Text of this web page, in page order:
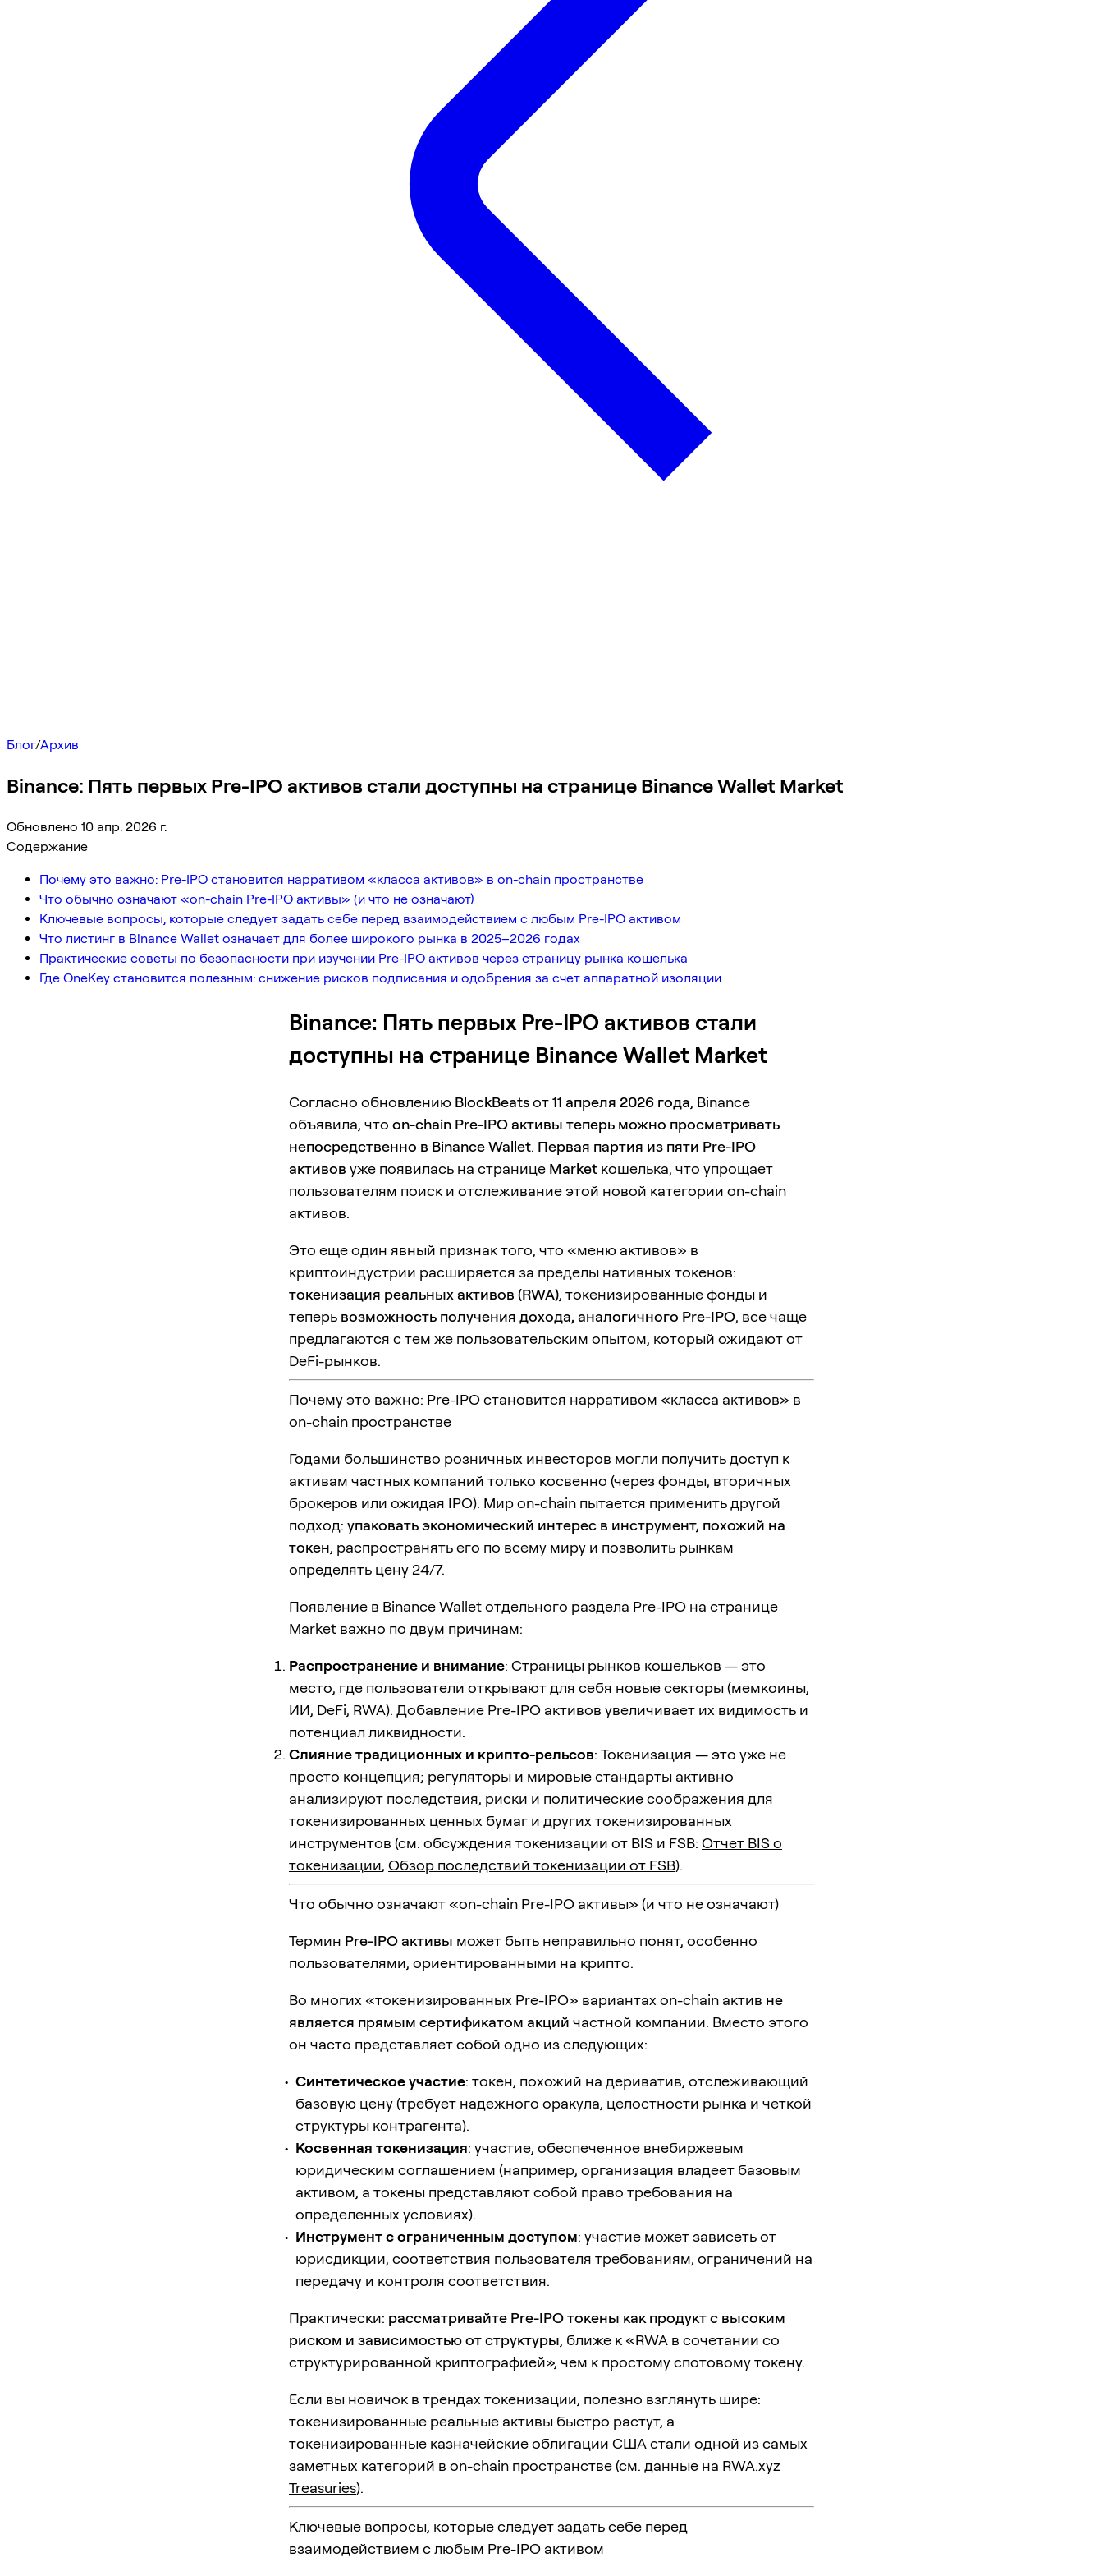
Блог/Архив
Binance: Пять первых Pre-IPO активов стали доступны на странице Binance Wallet Market
Обновлено 10 апр. 2026 г.
Содержание
Почему это важно: Pre-IPO становится нарративом «класса активов» в on-chain пространстве
Что обычно означают «on-chain Pre-IPO активы» (и что не означают)
Ключевые вопросы, которые следует задать себе перед взаимодействием с любым Pre-IPO активом
Что листинг в Binance Wallet означает для более широкого рынка в 2025–2026 годах
Практические советы по безопасности при изучении Pre-IPO активов через страницу рынка кошелька
Где OneKey становится полезным: снижение рисков подписания и одобрения за счет аппаратной изоляции
Binance: Пять первых Pre-IPO активов стали
доступны на странице Binance Wallet Market
Согласно обновлению BlockBeatsот11 апреля 2026 года, Binance
объявила, что on-chain Pre-IPO активы теперь можно просматривать
непосредственно в Binance Wallet. Первая партия из пяти Pre-IPO
активов уже появилась на странице Market кошелька, что упрощает
пользователям поиск и отслеживание этой новой категории on-chain
активов.
Это еще один явный признак того, что «меню активов» в
криптоиндустрии расширяется за пределы нативных токенов:
токенизация реальных активов (RWA), токенизированные фонды и
теперь возможность получения дохода, аналогичного Pre-IPO, все чаще
предлагаются с тем же пользовательским опытом, который ожидают от
DeFi-рынков.
Почему это важно: Pre-IPO становится нарративом «класса активов» в
on-chain пространстве
Годами большинство розничных инвесторов могли получить доступ к
активам частных компаний только косвенно (через фонды, вторичных
брокеров или ожидая IPO). Мир on-chain пытается применить другой
подход: упаковать экономический интерес в инструмент, похожий на
токен, распространять его по всему миру и позволить рынкам
определять цену 24/7.
Появление в Binance Wallet отдельного раздела Pre-IPO на странице
Market важно по двум причинам:
Распространение и внимание: Страницы рынков кошельков — это
место, где пользователи открывают для себя новые секторы (мемкоины,
ИИ, DeFi, RWA). Добавление Pre-IPO активов увеличивает их видимость и
потенциал ликвидности.
Слияние традиционных и крипто-рельсов: Токенизация — это уже не
просто концепция; регуляторы и мировые стандарты активно
анализируют последствия, риски и политические соображения для
токенизированных ценных бумаг и других токенизированных
инструментов (см. обсуждения токенизации от BIS и FSB: Отчет BIS о
токенизации, Обзор последствий токенизации от FSB).
Что обычно означают «on-chain Pre-IPO активы» (и что не означают)
Термин Pre-IPO активы может быть неправильно понят, особенно
пользователями, ориентированными на крипто.
Во многих «токенизированных Pre-IPO» вариантах on-chain актив не
является прямым сертификатом акций частной компании. Вместо этого
он часто представляет собой одно из следующих:
Синтетическое участие: токен, похожий на дериватив, отслеживающий
базовую цену (требует надежного оракула, целостности рынка и четкой
структуры контрагента).
Косвенная токенизация: участие, обеспеченное внебиржевым
юридическим соглашением (например, организация владеет базовым
активом, а токены представляют собой право требования на
определенных условиях).
Инструмент с ограниченным доступом: участие может зависеть от
юрисдикции, соответствия пользователя требованиям, ограничений на
передачу и контроля соответствия.
Практически: рассматривайте Pre-IPO токены как продукт с высоким
риском и зависимостью от структуры, ближе к «RWA в сочетании со
структурированной криптографией», чем к простому спотовому токену.
Если вы новичок в трендах токенизации, полезно взглянуть шире:
токенизированные реальные активы быстро растут, а
токенизированные казначейские облигации США стали одной из самых
заметных категорий в on-chain пространстве (см. данные на RWA.xyz
Treasuries).
Ключевые вопросы, которые следует задать себе перед
взаимодействием с любым Pre-IPO активом